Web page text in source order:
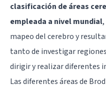
clasificación de áreas
empleada a nivel mundial
mapeo del cerebro y
tanto de investigar
dirigir y realizar diferentes
Las diferentes áreas de